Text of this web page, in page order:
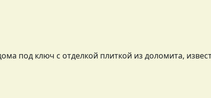
под ключ с отделкой плиткой из доломита,